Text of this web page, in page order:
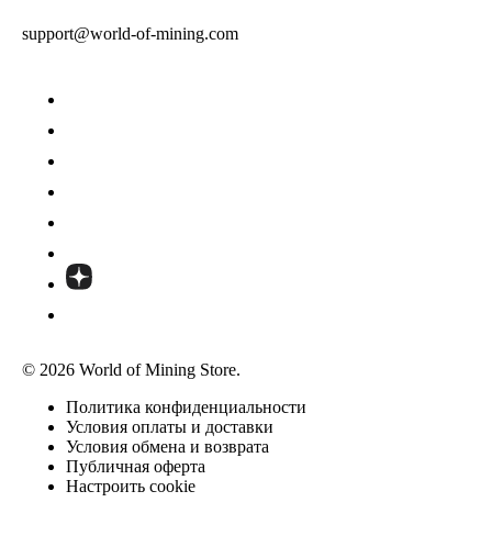
support@world-of-mining.com
© 2026 World of Mining Store.
Политика конфиденциальности
Условия оплаты и доставки
Условия обмена и возврата
Публичная оферта
Настроить cookie